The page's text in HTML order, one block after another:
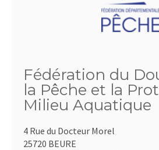
Fédération du
la Pêche et la
Milieu Aquatique
4 Rue du Docteur Morel
25720 BEURE